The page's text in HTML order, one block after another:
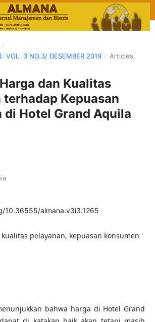
/
VOL. 3 NO.3/ DESEMBER 2019 / Articles
dan Kualitas
terhadap Kepuasan
di Hotel Grand Aquila
10.36555/almana.v3i3.1265
pelayanan, kepuasan konsumen
bahwa harga di Hotel Grand